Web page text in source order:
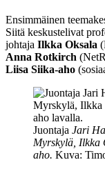
Ensimmäinen
Siitä keskustelivat
johtaja Ilkka Oksala
Anna Rotkirch
Liisa Siika-aho
Juontaja Jari
Myrskylä, Ilkka
aho. Kuva: